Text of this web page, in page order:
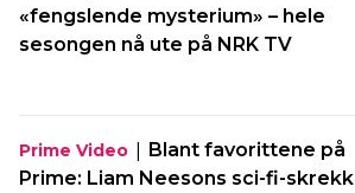
«fengslende mysterium» – hele
sesongen nå ute på NRK TV
Prime Video | Blant favorittene på
Prime: Liam Neesons sci-fi-skrekk